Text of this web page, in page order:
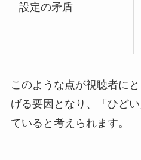
設定の矛盾
このような点が視聴者に
げる要因となり、「ひど
ていると考えられます。